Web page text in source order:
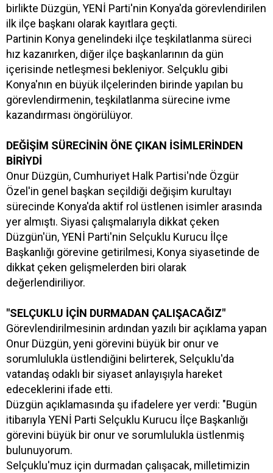
birlikte Düzgün, YENİ Parti'nin Konya'da görevlendirilen
ilk ilçe başkanı olarak kayıtlara geçti.
Partinin Konya genelindeki ilçe teşkilatlanma süreci
hız kazanırken, diğer ilçe başkanlarının da gün
içerisinde netleşmesi bekleniyor. Selçuklu gibi
Konya'nın en büyük ilçelerinden birinde yapılan bu
görevlendirmenin, teşkilatlanma sürecine ivme
kazandırması öngörülüyor.
DEĞİŞİM SÜRECİNİN ÖNE ÇIKAN İSİMLERİNDEN
BİRİYDİ
Onur Düzgün, Cumhuriyet Halk Partisi'nde Özgür
Özel'in genel başkan seçildiği değişim kurultayı
sürecinde Konya'da aktif rol üstlenen isimler arasında
yer almıştı. Siyasi çalışmalarıyla dikkat çeken
Düzgün'ün, YENİ Parti'nin Selçuklu Kurucu İlçe
Başkanlığı görevine getirilmesi, Konya siyasetinde de
dikkat çeken gelişmelerden biri olarak
değerlendiriliyor.
"SELÇUKLU İÇİN DURMADAN ÇALIŞACAĞIZ"
Görevlendirilmesinin ardından yazılı bir açıklama yapan
Onur Düzgün, yeni görevini büyük bir onur ve
sorumlulukla üstlendiğini belirterek, Selçuklu'da
vatandaş odaklı bir siyaset anlayışıyla hareket
edeceklerini ifade etti.
Düzgün açıklamasında şu ifadelere yer verdi: "Bugün
itibarıyla YENİ Parti Selçuklu Kurucu İlçe Başkanlığı
görevini büyük bir onur ve sorumlulukla üstlenmiş
bulunuyorum.
Selçuklu'muz için durmadan çalışacak, milletimizin